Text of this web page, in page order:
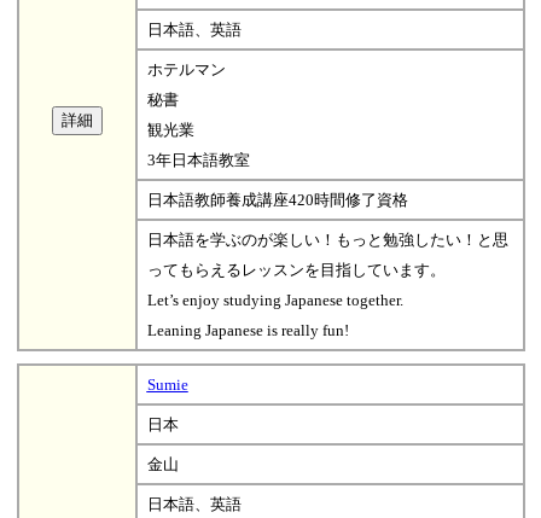
日本語、英語
ホテルマン
秘書
観光業
3年日本語教室
日本語教師養成講座420時間修了資格
日本語を学ぶのが楽しい！もっと勉強したい！と思
ってもらえるレッスンを目指しています。
Let’s enjoy studying Japanese together.
Leaning Japanese is really fun!
Sumie
日本
金山
日本語、英語